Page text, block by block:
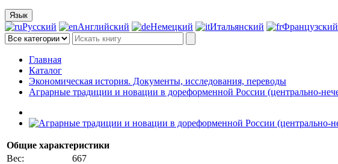
Язык
Русский Английский Немецкий Итальянский Французский
Главная
Каталог
Экономическая история. Документы, исследования, переводы
Аграрные традиции и новации в дореформенной России (центрально-
Общие характеристики
Вес:
667